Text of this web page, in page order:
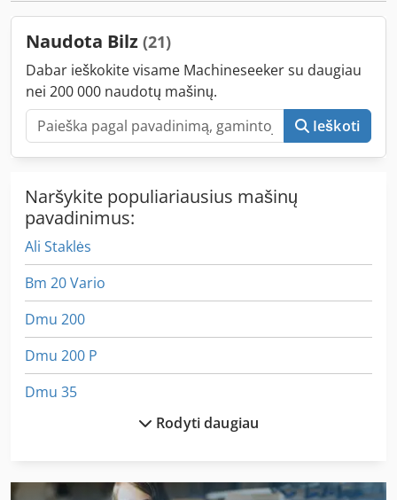
Naudota Bilz (21)
Dabar ieškokite visame Machineseeker su daugiau
nei 200 000 naudotų mašinų.
Ieškoti
Naršykite populiariausius mašinų
pavadinimus:
Ali Staklės
Bm 20 Vario
Dmu 200
Dmu 200 P
Dmu 35
Rodyti daugiau